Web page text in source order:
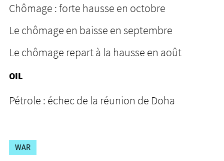
Chômage : forte hausse en octobre
Le chômage en baisse en septembre
Le chômage repart à la hausse en août
OIL
Pétrole : échec de la réunion de Doha
WAR